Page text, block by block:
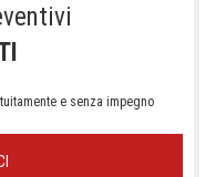
e senza impegno